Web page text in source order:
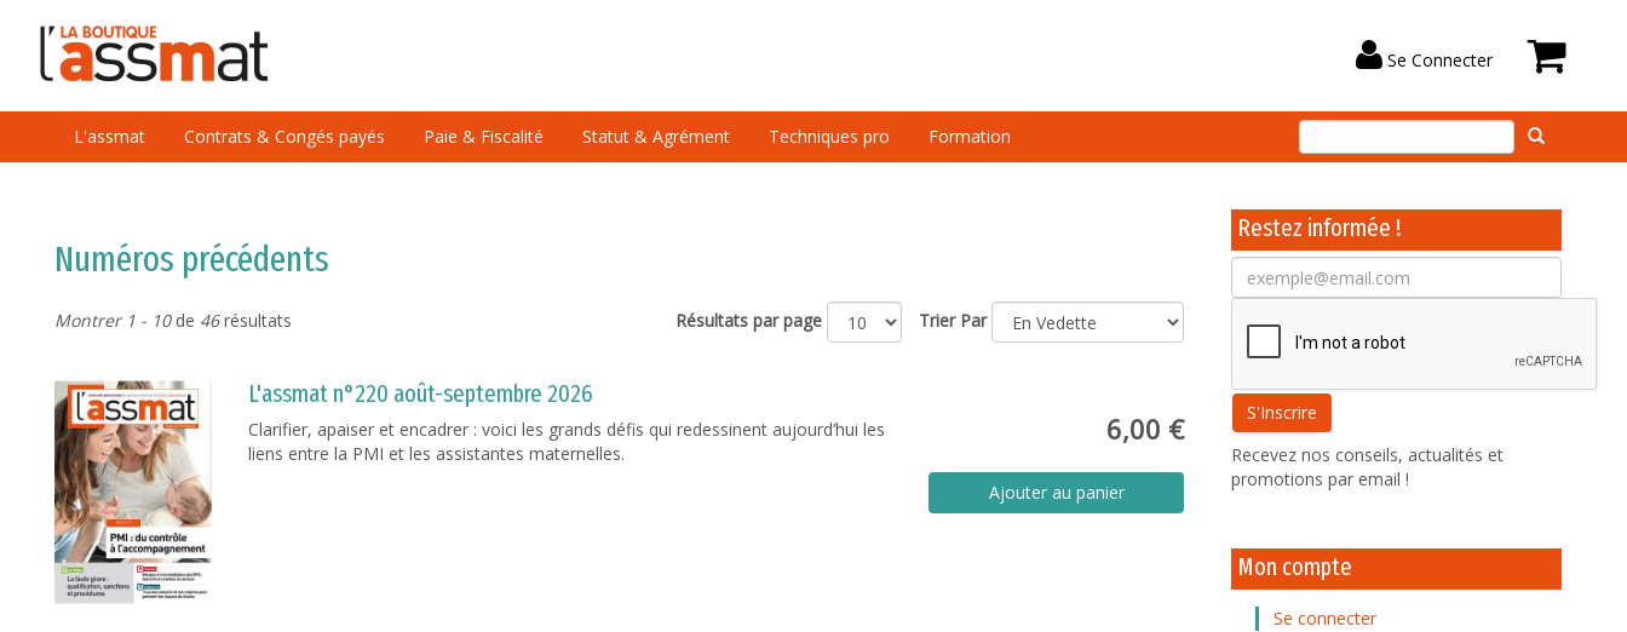
Se Connecter
L'assmat Contrats & Congés payés Paie & Fiscalité Statut & Agrément Techniques pro Formation
Numéros précédents
Montrer 1 - 10de 46résultats Résultats par page Trier Par
L'assmat n°220 août-septembre 2026
Clarifier, apaiser et encadrer : voici les grands défis qui redessinent aujourd’hui les
liens entre la PMI et les assistantes maternelles.
6,00 €
Ajouter au panier
Restez informée !
Recevez nos conseils, actualités et
promotions par email !
Mon compte
Se connecter